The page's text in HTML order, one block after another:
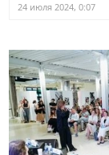
24 июля 2024, 0:07